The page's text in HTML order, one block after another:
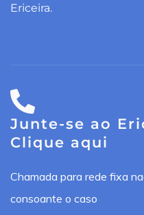
Ericeira.
Junte-se ao
Clique aqui
Chamada para rede fixa
consoante o caso